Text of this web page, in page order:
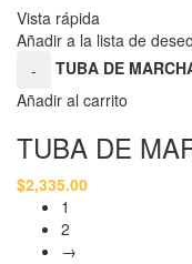
Vista rápida
Añadir a la lista de
-
TUBA DE
Añadir al carrito
TUBA DE
$2,335.00
1
2
→